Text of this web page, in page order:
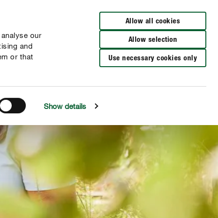
our
and
or that
Show details
Allow all cookies
Allow selection
Use necessary cookies only